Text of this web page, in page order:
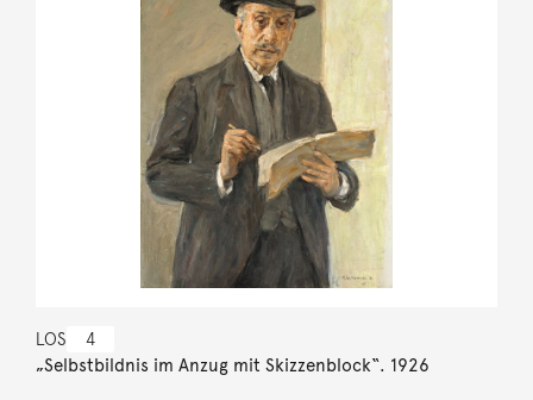
LOS 4
„Selbstbildnis im Anzug mit Skizzenblock“. 1926